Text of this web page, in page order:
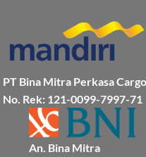
PT Bina Mitra Perkasa Cargo
No. Rek: 121-0099-7997-71
An. Bina Mitra